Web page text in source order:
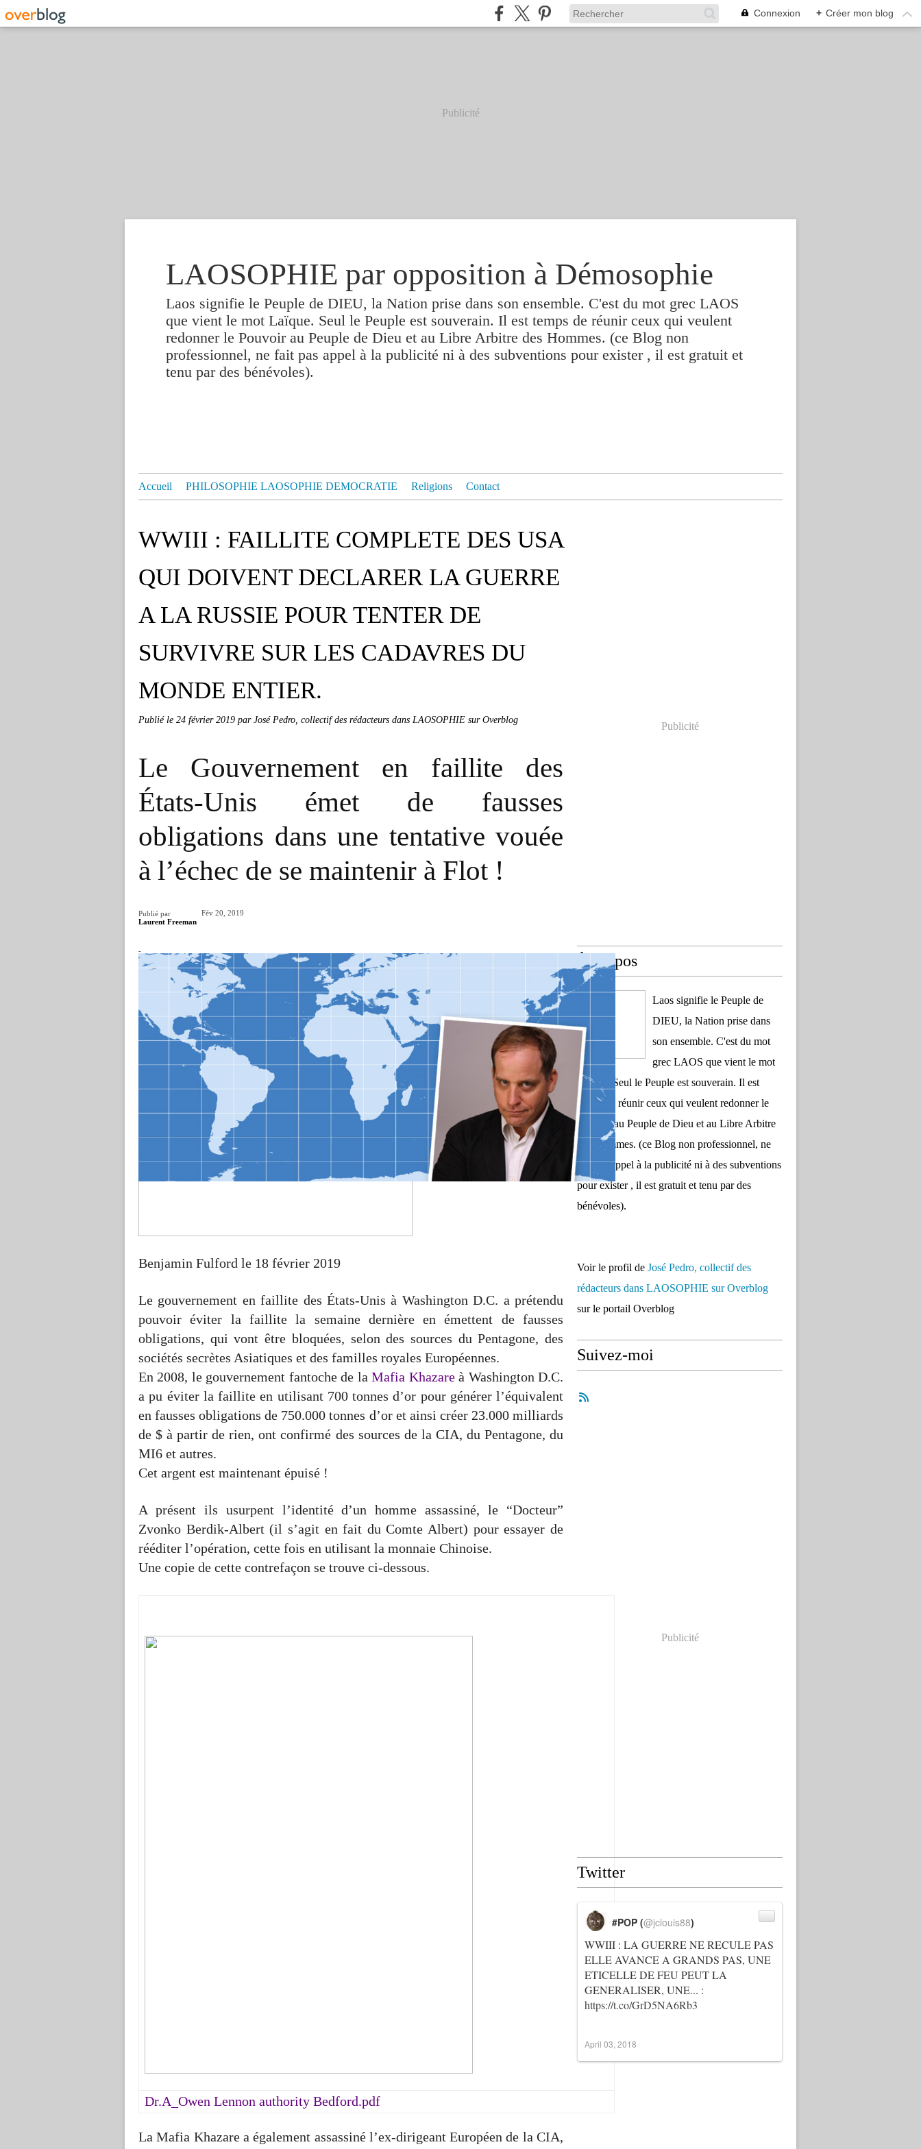
Connexion + Créer mon blog
Publicité
LAOSOPHIE par opposition à Démosophie
Laos signifie le Peuple de DIEU, la Nation prise dans son ensemble. C'est du mot grec LAOS
que vient le mot Laïque. Seul le Peuple est souverain. Il est temps de réunir ceux qui veulent
redonner le Pouvoir au Peuple de Dieu et au Libre Arbitre des Hommes. (ce Blog non
professionnel, ne fait pas appel à la publicité ni à des subventions pour exister , il est gratuit et
tenu par des bénévoles).
Accueil PHILOSOPHIE LAOSOPHIE DEMOCRATIE Religions Contact
WWIII : FAILLITE COMPLETE DES USA
QUI DOIVENT DECLARER LA GUERRE
A LA RUSSIE POUR TENTER DE
SURVIVRE SUR LES CADAVRES DU
MONDE ENTIER.
Publié le 24 février 2019 par José Pedro, collectif des rédacteurs dans LAOSOPHIE sur Overblog
Le Gouvernement en faillite des
États-Unis émet de fausses
obligations dans une tentative vouée
à l’échec de se maintenir à Flot !
Publié par
Laurent Freeman
-
Fév 20, 2019
Cet argent est maintenant épuisé !
Benjamin Fulford le 18 février 2019
Le gouvernement en faillite des États-Unis à Washington D.C. a prétendu
pouvoir éviter la faillite la semaine dernière en émettent de fausses
obligations, qui vont être bloquées, selon des sources du Pentagone, des
sociétés secrètes Asiatiques et des familles royales Européennes.
En 2008, le gouvernement fantoche de laMafia Khazareà Washington D.C.
a pu éviter la faillite en utilisant 700 tonnes d’or pour générer l’équivalent
en fausses obligations de 750.000 tonnes d’or et ainsi créer 23.000 milliards
de $ à partir de rien, ont confirmé des sources de la CIA, du Pentagone, du
MI6 et autres.
Cet argent est maintenant épuisé !
A présent ils usurpent l’identité d’un homme assassiné, le “Docteur”
Zvonko Berdik-Albert (il s’agit en fait du Comte Albert) pour essayer de
rééditer l’opération, cette fois en utilisant la monnaie Chinoise.
Une copie de cette contrefaçon se trouve ci-dessous.
Dr.A_Owen Lennon authority Bedford.pdf
La Mafia Khazare a également assassiné l’ex-dirigeant Européen de la CIA,
Publicité
À propos
Laos signifie le Peuple de
DIEU, la Nation prise dans
son ensemble. C'est du mot
grec LAOS que vient le mot
Laïque. Seul le Peuple est souverain. Il est
temps de réunir ceux qui veulent redonner le
Pouvoir au Peuple de Dieu et au Libre Arbitre
des Hommes. (ce Blog non professionnel, ne
fait pas appel à la publicité ni à des subventions
pour exister , il est gratuit et tenu par des
bénévoles).
Voir le profil de José Pedro, collectif des
rédacteurs dans LAOSOPHIE sur Overblog
sur le portail Overblog
Suivez-moi
Publicité
Twitter
WWIII : LA GUERRE NE RECULE PAS
ELLE AVANCE A GRANDS PAS, UNE
ETICELLE DE FEU PEUT LA
GENERALISER, UNE... :
https://t.co/GrD5NA6Rb3
#POP (@jclouis88)
April 03, 2018